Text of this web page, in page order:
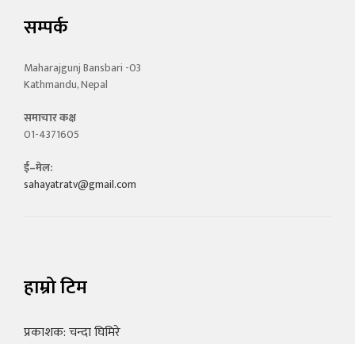
सम्पर्क
Maharajgunj Bansbari -03
Kathmandu, Nepal
समाचार कक्ष
01-4371605
ई–मेल:
sahayatratv@gmail.com
हाम्रो टिम
प्रकाशक: चन्दा घिमिरे